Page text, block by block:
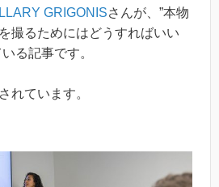
GRIGONISさんが、 ”本物
撮るためにはどうすればいい
る記事です。
れています。